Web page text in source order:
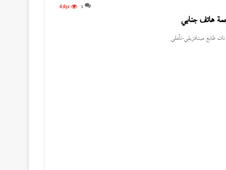
1 6٬631
هاتف جنابي
طابع ميتافزيقي-تأملي